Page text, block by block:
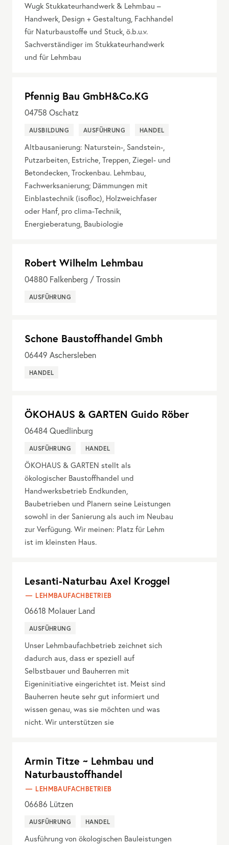
Wugk Stukkateurhandwerk & Lehmbau –
Handwerk, Design + Gestaltung, Fachhandel
für Naturbaustoffe und Stuck, ö.b.u.v.
Sachverständiger im Stukkateurhandwerk
und für Lehmbau
Pfennig Bau GmbH&Co.KG
04758 Oschatz
AUSBILDUNG AUSFÜHRUNG HANDEL
Altbausanierung: Naturstein-, Sandstein-,
Putzarbeiten, Estriche, Treppen, Ziegel- und
Betondecken, Trockenbau. Lehmbau,
Fachwerksanierung; Dämmungen mit
Einblastechnik (isofloc), Holzweichfaser
oder Hanf, pro clima-Technik,
Energieberatung, Baubiologie
Robert Wilhelm Lehmbau
04880 Falkenberg / Trossin
AUSFÜHRUNG
Schone Baustoffhandel Gmbh
06449 Aschersleben
HANDEL
ÖKOHAUS & GARTEN Guido Röber
06484Quedlinburg
AUSFÜHRUNG HANDEL
ÖKOHAUS & GARTEN stellt als
ökologischer Baustoffhandel und
Handwerksbetrieb Endkunden,
Baubetrieben und Planern seine Leistungen
sowohl in der Sanierung als auch im Neubau
zur Verfügung. Wir meinen: Platz für Lehm
ist im kleinsten Haus.
Lesanti-Naturbau Axel Kroggel
LEHMBAUFACHBETRIEB
06618 Molauer Land
AUSFÜHRUNG
Unser Lehmbaufachbetrieb zeichnet sich
dadurch aus, dass er speziell auf
Selbstbauer und Bauherren mit
Eigeninitiative eingerichtet ist. Meist sind
Bauherren heute sehr gut informiert und
wissen genau, was sie möchten und was
nicht. Wir unterstützen sie
Armin Titze ~ Lehmbau und
Naturbaustoffhandel
LEHMBAUFACHBETRIEB
06686 Lützen
AUSFÜHRUNG HANDEL
Ausführung von ökologischen Bauleistungen